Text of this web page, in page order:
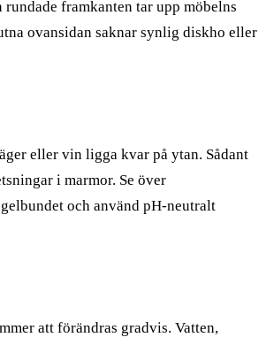
framkanten tar upp möbelns
ovansidan saknar synlig diskho eller
eller vin ligga kvar på ytan. Sådant
i marmor. Se över
och använd pH-neutralt
att förändras gradvis. Vatten,